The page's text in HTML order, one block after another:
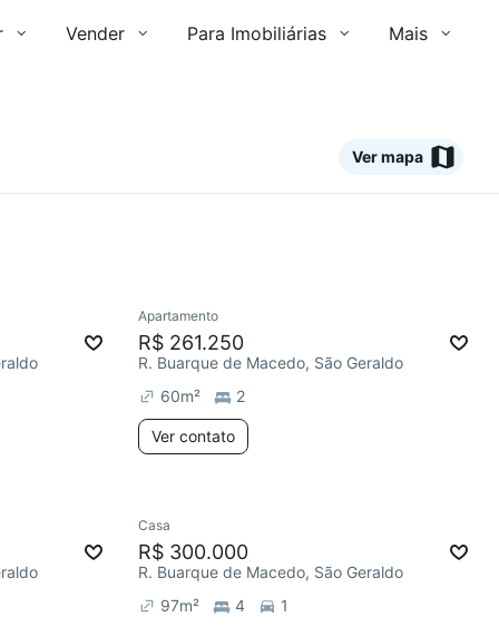
Vender Para Imobiliárias Mais
Ver mapa
Redecorar
Apartamento
R$ 261.250
R. Buarque de Macedo, São Geraldo
60m² 2
Ver contato
Casa
R$ 300.000
R. Buarque de Macedo, São Geraldo
97m² 4 1